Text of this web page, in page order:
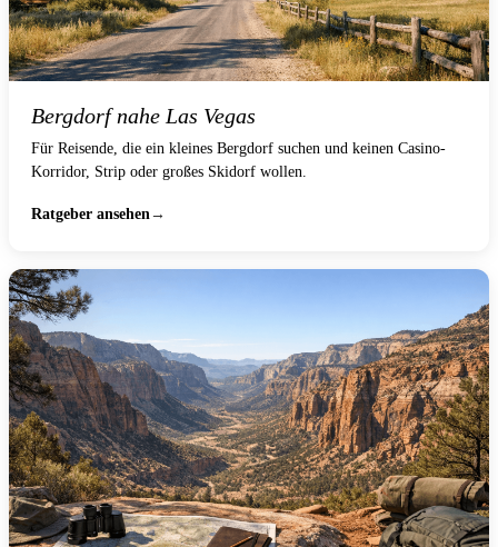
Bergdorf nahe Las Vegas
Für Reisende, die ein kleines Bergdorf suchen und keinen Casino-
Korridor, Strip oder großes Skidorf wollen.
Ratgeber ansehen